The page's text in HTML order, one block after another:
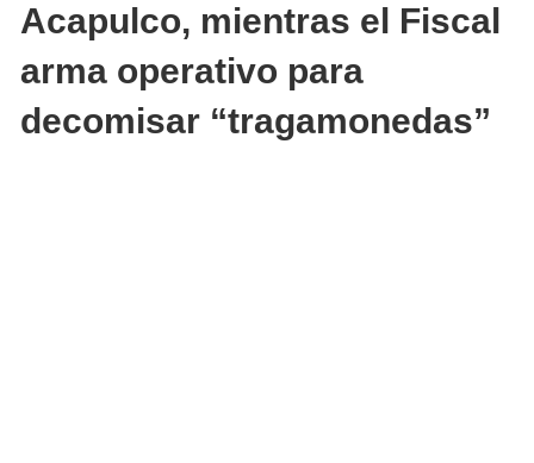
Acapulco, mientras el Fiscal
arma operativo para
decomisar “tragamonedas”